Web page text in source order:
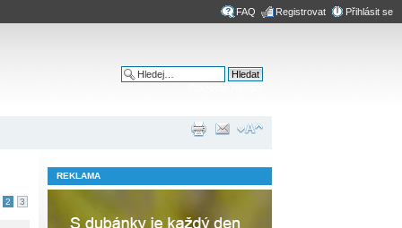
FAQ Registrovat Přihlásit se
2 3
REKLAMA